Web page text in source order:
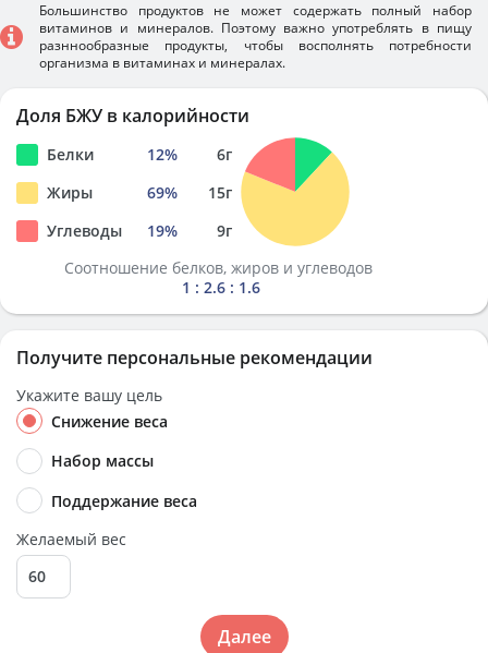
Большинство продуктов не может содержать полный набор
витаминов и минералов. Поэтому важно употреблять в пищу
разннообразные продукты, чтобы восполнять потребности
организма в витаминах и минералах.
Доля БЖУ в калорийности
Белки 12% 6г
Жиры
69% 15г
Углеводы
19% 9г
Соотношение белков, жиров и углеводов
1 : 2.6 : 1.6
Получите персональные рекомендации
Укажите вашу цель
Снижение веса
Набор массы
Поддержание веса
Желаемый вес
Далее